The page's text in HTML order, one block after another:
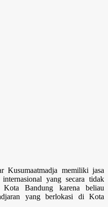
memiliki jasa
yang secara tidak
Kota Bandung karena beliau
yang berlokasi di Kota